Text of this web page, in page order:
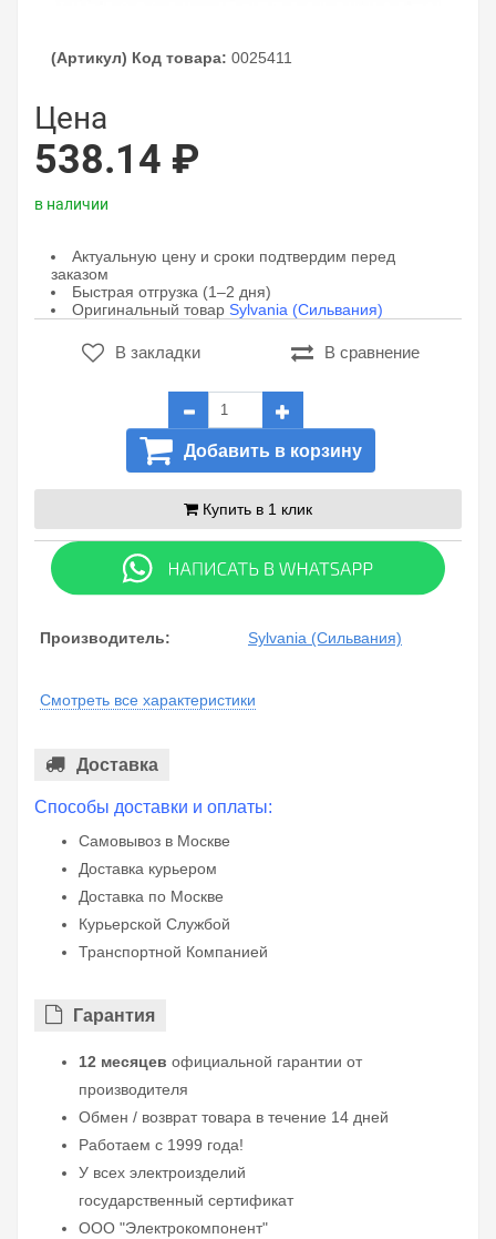
(Артикул) Код товара: 0025411
Цена
538.14 ₽
в наличии
Актуальную цену и сроки подтвердим перед
заказом
Быстрая отгрузка (1–2 дня)
Оригинальный товар Sylvania (Сильвания)
В закладки В сравнение
Добавить в корзину
Купить в 1 клик
Производитель: Sylvania (Сильвания)
Смотреть все характеристики
Доставка
Способы доставки и оплаты:
Самовывоз в Москве
Доставка курьером
Доставка по Москве
Курьерской Службой
Транспортной Компанией
Гарантия
12 месяцев официальной гарантии от
производителя
Обмен / возврат товара в течение 14 дней
Работаем с 1999 года!
У всех электроизделий
государственный сертификат
ООО "Электрокомпонент"